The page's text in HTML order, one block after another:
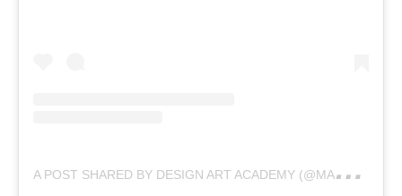
A
POST SHARED BY DESIGN ART ACADEMY (@MARIA_DRETAKI_)